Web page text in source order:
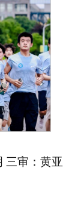
三审：黄亚